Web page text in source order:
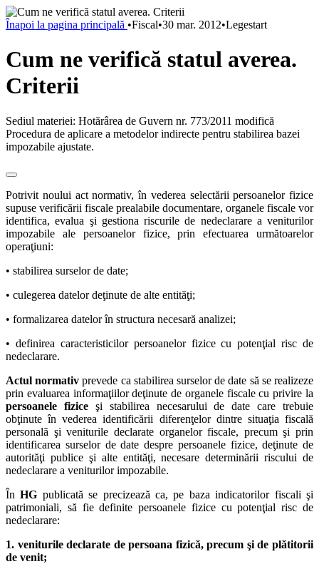
Înapoi la pagina principală •Fiscal•30 mar. 2012•Legestart
Cum ne verifică statul averea.
Criterii
Sediul materiei: Hotărârea de Guvern nr. 773/2011 modifică
Procedura de aplicare a metodelor indirecte pentru stabilirea bazei
impozabile ajustate.
Potrivit noului act normativ, în vederea selectării persoanelor fizice
supuse verificării fiscale prealabile documentare, organele fiscale vor
identifica, evalua şi gestiona riscurile de nedeclarare a veniturilor
impozabile ale persoanelor fizice, prin efectuarea următoarelor
operaţiuni:
• stabilirea surselor de date;
• culegerea datelor deţinute de alte entităţi;
• formalizarea datelor în structura necesară analizei;
• definirea caracteristicilor persoanelor fizice cu potenţial risc de
nedeclarare.
Actul normativ prevede ca stabilirea surselor de date să se realizeze
prin evaluarea informaţiilor deţinute de organele fiscale cu privire la
persoanele fiziceşi stabilirea necesarului de date care trebuie
obţinute în vederea identificării diferenţelor dintre situaţia fiscală
personală şi veniturile declarate organelor fiscale, precum şi prin
identificarea surselor de date despre persoanele fizice, deţinute de
autorităţi publice şi alte entităţi, necesare determinării riscului de
nedeclarare a veniturilor impozabile.
ÎnHG publicată se precizează ca, pe baza indicatorilor fiscali şi
patrimoniali, să fie definite persoanele fizice cu potenţial risc de
nedeclarare:
1. veniturile declarate de persoana fizică, precum şi de plătitorii
de venit;